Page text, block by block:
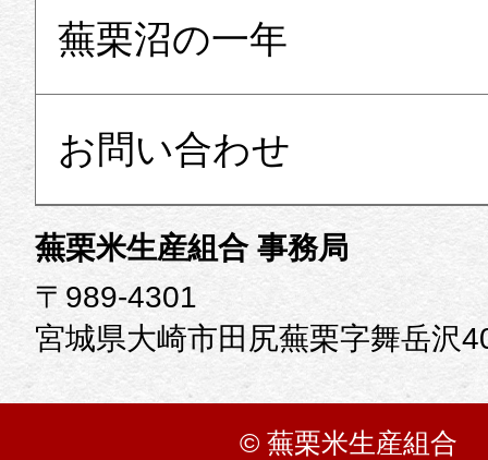
蕪栗沼の一年
お問い合わせ
蕪栗米生産組合 事務局
〒989-4301
宮城県大崎市田尻蕪栗字舞岳沢
© 蕪栗米生産組合